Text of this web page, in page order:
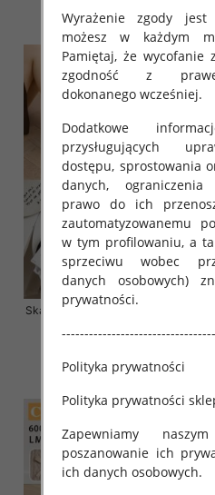
szczegóły
Skarpety damskie Roz 35-42, Mix
szczegóły
Wyrażenie zgody jest
możesz w każdym
Pamiętaj, że wycofanie
zgodność z
dokonanego wcześniej.
Dodatkowe
przysługujących
dostępu, sprostowania
danych,
prawo do ich
zautomatyzowanemu
w tym profilowaniu, a
sprzeciwu wobec
danych osobowych)
prywatności.
Polityka prywatności
Polityka prywatności
Zapewniamy
poszanowanie ich
ich danych osobowych.